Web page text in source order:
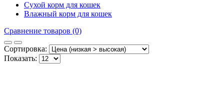
Сухой корм для кошек
Влажный корм для кошек
Сравнение товаров (0)
Сортировка:
Показать: